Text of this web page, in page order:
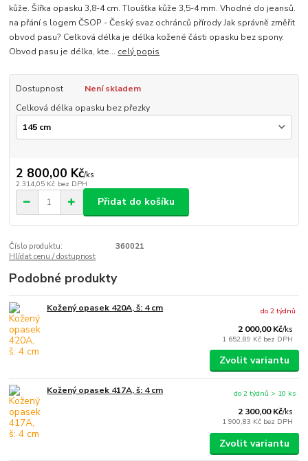
kůže. Šířka opasku 3,8-4 cm. Tloušťka kůže 3,5-4 mm. Vhodné do jeansů.
na přání s logem ČSOP - Český svaz ochránců přírody Jak správně změřit
obvod pasu? Celková délka je délka kožené části opasku bez spony.
Obvod pasu je délka, kte... celý popis
Dostupnost
Není skladem
Celková délka opasku bez přezky
2 800,00 Kč/ks
2 314,05 Kč bez DPH
Přidat do košíku
Číslo produktu:
360021
Hlídat cenu / dostupnost
Podobné produkty
Kožený opasek 420A, š: 4 cm
2 000,00 Kč/ks
1 652,89 Kč bez DPH
do 2 týdnů
Zvolit variantu
Kožený opasek 417A, š: 4 cm
2 300,00 Kč/ks
1 900,83 Kč bez DPH
do 2 týdnů > 10 ks
Zvolit variantu